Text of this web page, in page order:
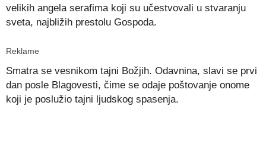
velikih angela serafima koji su učestvovali u stvaranju
sveta, najbližih prestolu Gospoda.
Reklame
Smatra se vesnikom tajni Božjih. Odavnina, slavi se prvi
dan posle Blagovesti, čime se odaje poštovanje onome
koji je poslužio tajni ljudskog spasenja.